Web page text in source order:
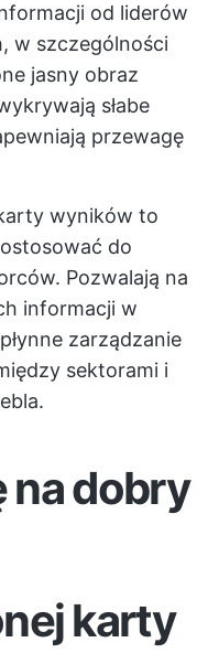
od liderów
w szczególności
jasny obraz
słabe
przewagę
wyników to
do
Pozwalają na
informacji w
zarządzanie
sektorami i
na dobry
karty